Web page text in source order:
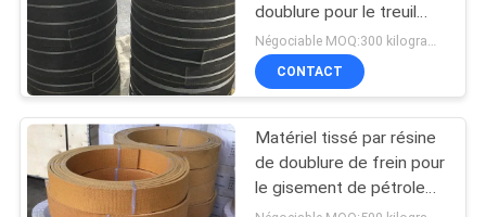
doublure pour le treuil
d'amarrage de guindeau
avec du laiton
Négociable MOQ:300 kilogrammes
CONTACT
Matériel tissé par résine
de doublure de frein pour
le gisement de pétrole
de Marine Winch Crane